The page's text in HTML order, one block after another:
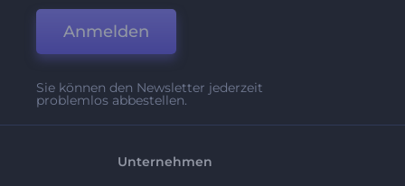
Anmelden
Sie können den Newsletter jederzeit
problemlos abbestellen.
Unternehmen